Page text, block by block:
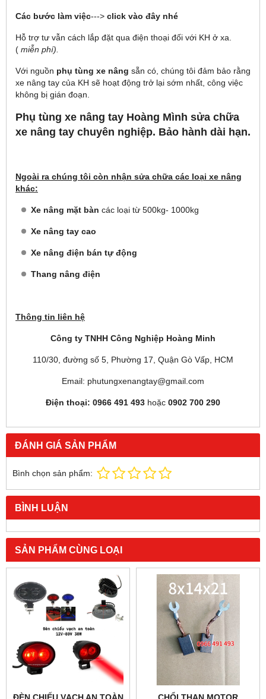
Các bước làm việc---> click vào đây nhé
Hỗ trợ tư vẫn cách lắp đặt qua điện thoại đối với KH ở xa.
( miễn phí).
Với nguồn phụ tùng xe nâng sẵn có, chúng tôi đảm bảo rằng
xe nâng tay của KH sẽ hoạt động trở lại sớm nhất, công việc
không bị gián đoạn.
Phụ tùng xe nâng tay Hoàng Mình sửa chữa
xe nâng tay chuyên nghiệp. Bảo hành dài hạn.
Ngoài ra chúng tôi còn nhận sửa chữa các loại xe nâng
khác:
Xe nâng mặt bàn các loại từ 500kg- 1000kg
Xe nâng tay cao
Xe nâng điện bán tự động
Thang nâng điện
Thông tin liên hệ
Công ty TNHH Công Nghiệp Hoàng Minh
110/30, đường số 5, Phường 17, Quận Gò Vấp, HCM
Email: phutungxenangtay@gmail.com
Điện thoại: 0966 491 493 hoặc 0902 700 290
ĐÁNH GIÁ SẢN PHẨM
Bình chọn sản phẩm:
BÌNH LUẬN
SẢN PHẨM CÙNG LOẠI